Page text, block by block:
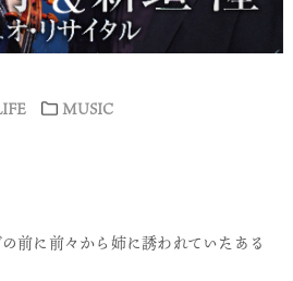
MUSIC
前に前々から姉に誘われていたある